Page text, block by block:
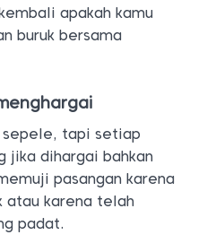
apakah kamu
buruk bersama
sepele, tapi setiap
jika dihargai bahkan
pasangan karena
atau karena telah
padat.